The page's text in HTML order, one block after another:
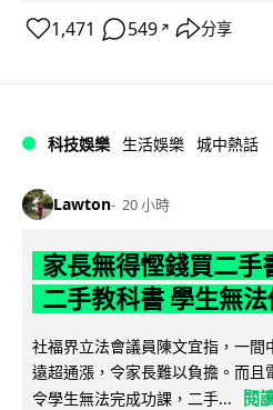
1,471 549 ↗ 分享
科技娛樂 生活娛樂 城中熱話
Lawton 20 小時
家長無得慳錢買二手
二手教科書 學生無
社福界立法會議員陳文宜指，一間
遠超通漲，令家長難以負擔。而且
令學生無法完成功課，二手...
閱